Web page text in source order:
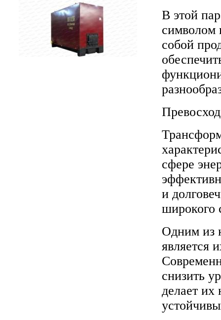
В этой
символом
собой
сфере
и
широкого
Одним из
является
снизить
делает их